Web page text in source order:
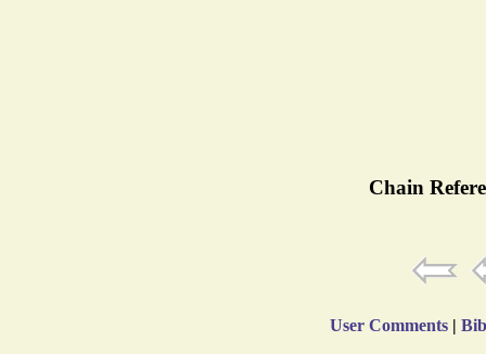
Chain
User Comments |